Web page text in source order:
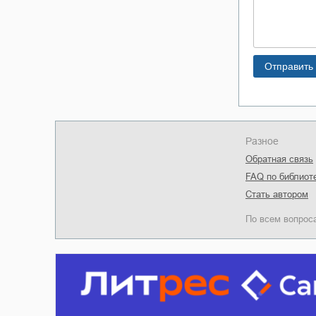
Разное
Обратная связь
FAQ по
Стать автором
По всем